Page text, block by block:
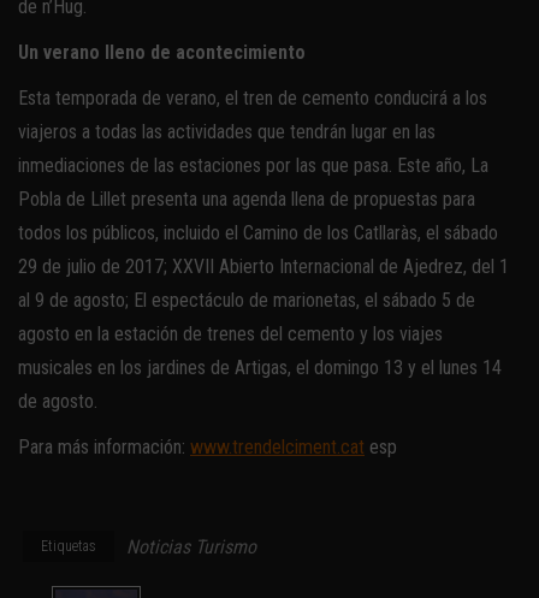
de n’Hug.
Un verano lleno de acontecimiento
Esta temporada de verano, el tren de cemento conducirá a los
viajeros a todas las actividades que tendrán lugar en las
inmediaciones de las estaciones por las que pasa. Este año, La
Pobla de Lillet presenta una agenda llena de propuestas para
todos los públicos, incluido el Camino de los Catllaràs, el sábado
29 de julio de 2017; XXVII Abierto Internacional de Ajedrez, del 1
al 9 de agosto; El espectáculo de marionetas, el sábado 5 de
agosto en la estación de trenes del cemento y los viajes
musicales en los jardines de Artigas, el domingo 13 y el lunes 14
de agosto.
Para más información: www.trendelciment.cat esp
Etiquetas Noticias Turismo